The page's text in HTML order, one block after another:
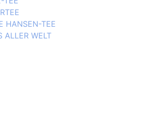
HANSEN-TEE
ALLER WELT